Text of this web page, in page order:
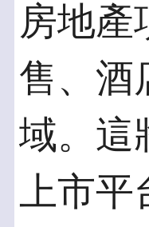
房地產
售、酒
域。這
上市